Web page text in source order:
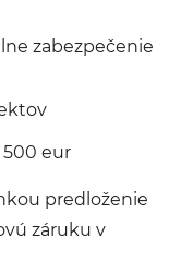
zabezpečenie
eur
predloženie
záruku v